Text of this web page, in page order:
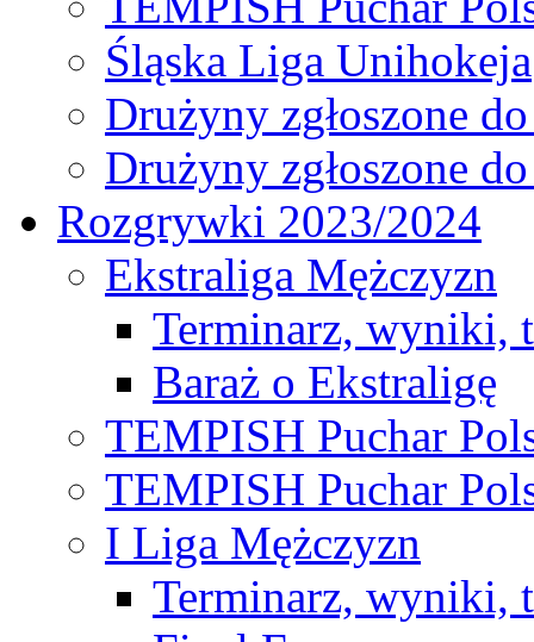
Śląska Liga Unihokeja
Drużyny zgłoszone
Drużyny zgłoszone
Rozgrywki 2023/2024
Ekstraliga Mężczyzn
Terminarz, wyniki,
Baraż o Ekstraligę
TEMPISH Puchar
TEMPISH Puchar
I Liga Mężczyzn
Terminarz, wyniki,